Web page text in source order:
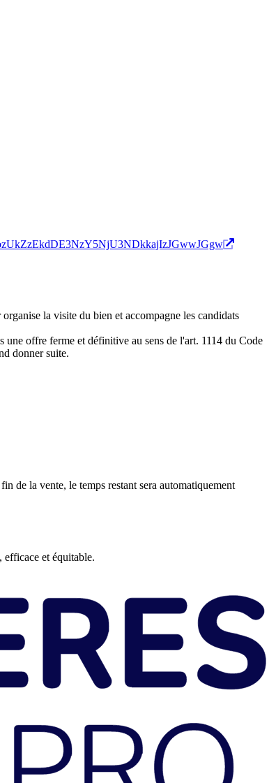
la visite du bien et accompagne les candidats
offre ferme et définitive au sens de l'art. 1114 du Code
donner suite.
de la vente, le temps restant sera automatiquement
efficace et équitable.